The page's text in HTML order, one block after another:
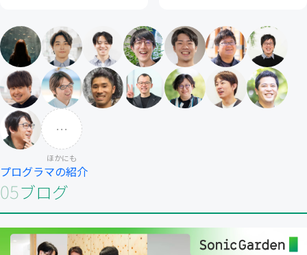
…
ほかにも
プログラマの紹介
05ブログ